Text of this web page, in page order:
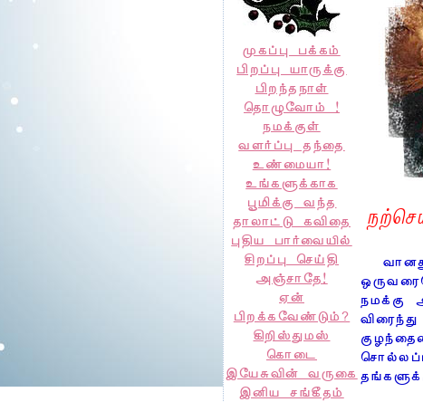
முகப்பு பக்கம்
பிறப்பு யாருக்கு
பிறந்தநாள்
தொழுவோம் !
நமக்குள்
வளர்ப்பு தந்தை
உண்மையா!
உங்களுக்காக
பூமிக்கு வந்த
தாலாட்டு கவிதை
புதிய பார்வையில்
சிறப்பு செய்தி
அஞ்சாதே!
ஏன்
பிறக்கவேண்டும்?
கிறிஸ்துமஸ்
கொடை
இயேசுவின் வருகை
இனிய சங்கீதம்
நமக்கு